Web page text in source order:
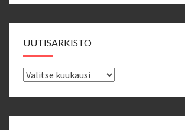
UUTISARKISTO
Uutisarkisto